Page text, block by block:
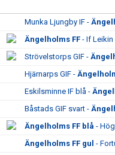
Munka Ljungby IF -
Ängelholms FF - If Leikin
Strövelstorps GIF -
Hjärnarps GIF -
Eskilsminne IF blå -
Båstads GIF svart -
Ängelholms FF blå -
Ängelholms FF gul -